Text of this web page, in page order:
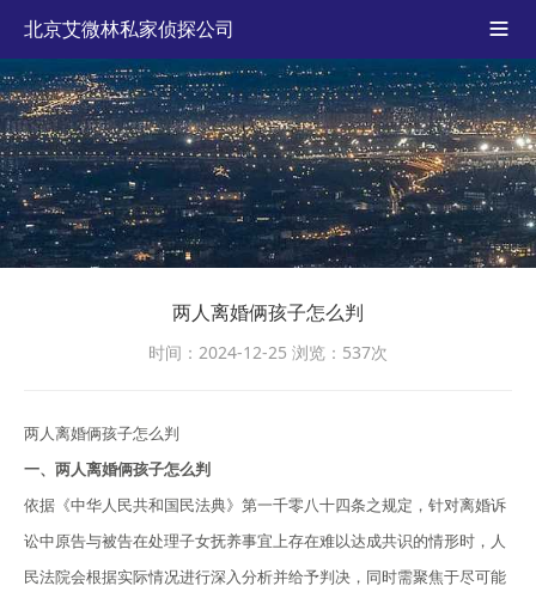
北京艾微林私家侦探公司 
两人离婚俩孩子怎么判
时间：2024-12-25 浏览：537次
两人离婚俩孩子怎么判
一、两人离婚俩孩子怎么判
依据《中华人民共和国民法典》第一千零八十四条之规定，针对离婚诉
讼中原告与被告在处理子女抚养事宜上存在难以达成共识的情形时，人
民法院会根据实际情况进行深入分析并给予判决，同时需聚焦于尽可能